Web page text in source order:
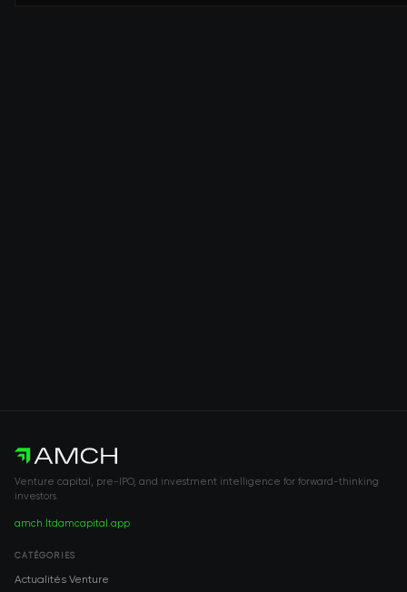
Venture capital, pre-IPO, and investment intelligence for forward-thinking
investors.
amch.ltdamcapital.app
CATÉGORIES
Actualités Venture